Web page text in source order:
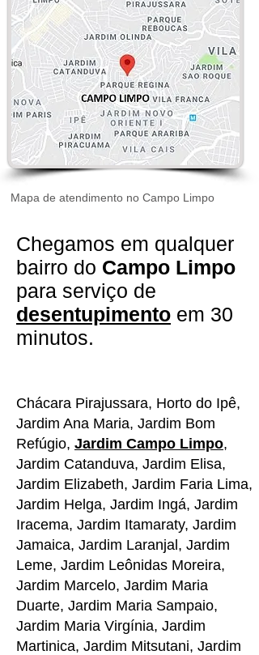
Mapa de atendimento no Campo Limpo
Chegamos em qualquer
bairro do Campo Limpo
para serviço de
desentupimento em 30
minutos.
Chácara Pirajussara, Horto do Ipê,
Jardim Ana Maria, Jardim Bom
Refúgio, Jardim Campo Limpo,
Jardim Catanduva, Jardim Elisa,
Jardim Elizabeth, Jardim Faria Lima,
Jardim Helga, Jardim Ingá, Jardim
Iracema, Jardim Itamaraty, Jardim
Jamaica, Jardim Laranjal, Jardim
Leme, Jardim Leônidas Moreira,
Jardim Marcelo, Jardim Maria
Duarte, Jardim Maria Sampaio,
Jardim Maria Virgínia, Jardim
Martinica, Jardim Mitsutani, Jardim